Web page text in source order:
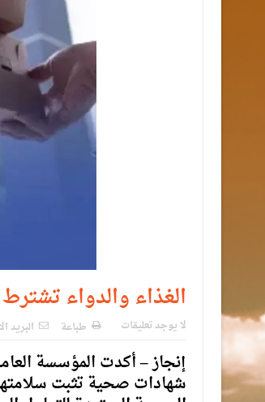
الغذاء والدواء
لا يوجد تعليقات طباعة البريد
إنجاز – أكدت المؤسسة
شهادات صحية تثبت